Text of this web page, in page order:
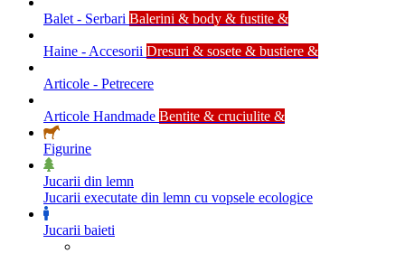
Balet - Serbari Balerini & body & fustite &
Haine - Accesorii Dresuri & sosete & bustiere &
Articole - Petrecere
Articole Handmade Bentite & cruciulite &
Figurine
Jucarii din lemn
Jucarii executate din lemn cu vopsele ecologice
Jucarii baieti